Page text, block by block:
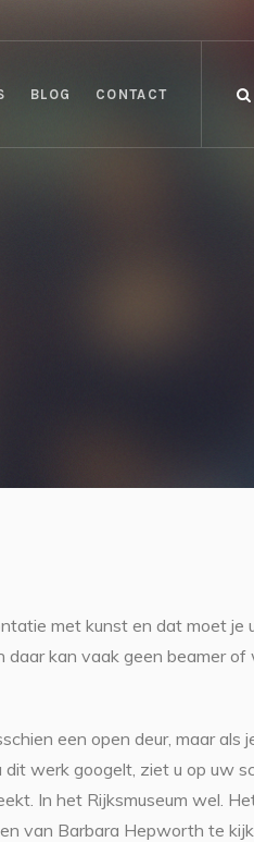
BLOG CONTACT
met kunst en dat moet je
daar kan vaak geen beamer of
een open deur, maar als
werk googelt, ziet u op uw
In het Rijksmuseum wel.
van Barbara Hepworth te